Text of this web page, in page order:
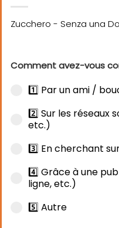
Comment avez-vous
1️⃣ Par un ami /
2️⃣ Sur les réseaux
etc.)
3️⃣ En cherchant
4️⃣ Grâce à une
ligne, etc.)
5️⃣ Autre